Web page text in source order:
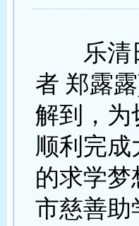
乐清日
者 郑露
解到，为
顺利完
的求学梦
市慈善助